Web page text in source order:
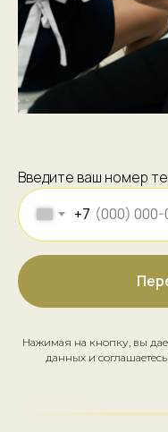
Введите ваш номер
+7
Нажимая на кнопку, вы
данных и